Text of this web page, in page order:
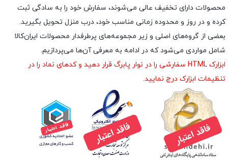
محصولات دارای تخفیف عالی می‌شوند، سفارش خود را به سادگی ثبت
کرده و در روز و محدوده زمانی مناسب خود، درب منزل تحویل بگیرید.
بعضی از گروه‌های اصلی و زیر مجموعه‌های پرطرفدار محصولات ایران‌کالا
شامل مواردی می‌شود که در ادامه به معرفی آن‌ها می‌پردازیم.
ابزارک HTML سفارشی را در نوار پابرگ قرار دهید و کدهای نماد را در
تنظیمات ابزارک درج نمایید.